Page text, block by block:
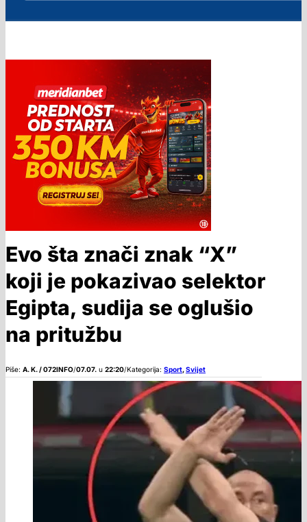
Evo šta znači znak “X”
koji je pokazivao selektor
Egipta, sudija se oglušio
na pritužbu
Piše: A. K. / 072INFO/07.07. u 22:20/Kategorija: Sport,Svijet